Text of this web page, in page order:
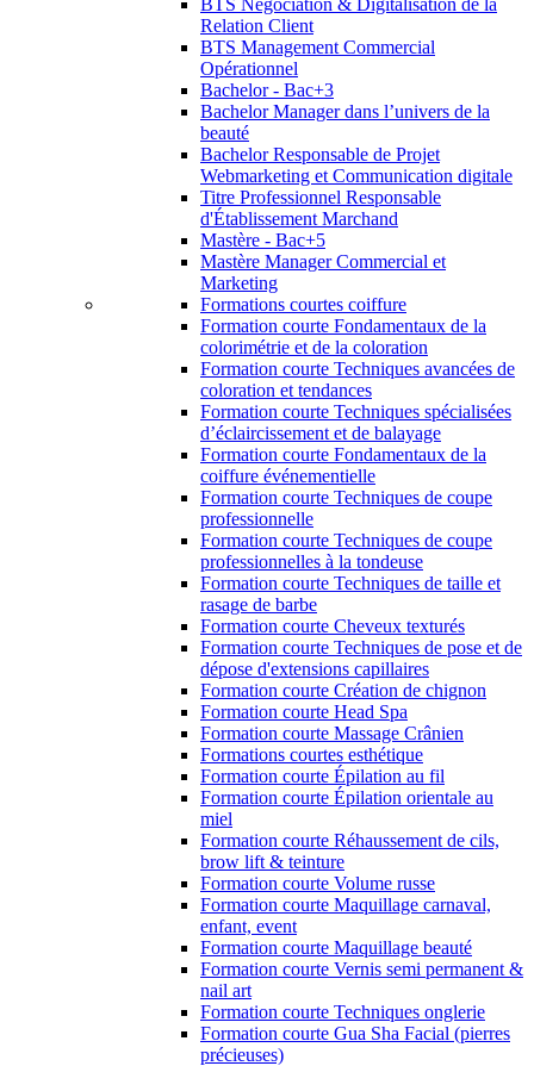
BTS Négociation & Digitalisation de la
Relation Client
BTS Management Commercial
Opérationnel
Bachelor - Bac+3
Bachelor Manager dans l’univers de la
beauté
Bachelor Responsable de Projet
Webmarketing et Communication digitale
Titre Professionnel Responsable
d'Établissement Marchand
Mastère - Bac+5
Mastère Manager Commercial et
Marketing
Formations courtes coiffure
Formation courte Fondamentaux de la
colorimétrie et de la coloration
Formation courte Techniques avancées de
coloration et tendances
Formation courte Techniques spécialisées
d’éclaircissement et de balayage
Formation courte Fondamentaux de la
coiffure événementielle
Formation courte Techniques de coupe
professionnelle
Formation courte Techniques de coupe
professionnelles à la tondeuse
Formation courte Techniques de taille et
rasage de barbe
Formation courte Cheveux texturés
Formation courte Techniques de pose et de
dépose d'extensions capillaires
Formation courte Création de chignon
Formation courte Head Spa
Formation courte Massage Crânien
Formations courtes esthétique
Formation courte Épilation au fil
Formation courte Épilation orientale au
miel
Formation courte Réhaussement de cils,
brow lift & teinture
Formation courte Volume russe
Formation courte Maquillage carnaval,
enfant, event
Formation courte Maquillage beauté
Formation courte Vernis semi permanent &
nail art
Formation courte Techniques onglerie
Formation courte Gua Sha Facial (pierres
précieuses)